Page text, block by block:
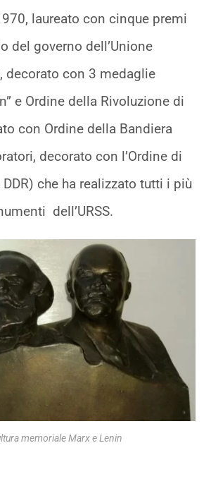
laureato con cinque premi
del governo dell’Unione
decorato con 3 medaglie
e Ordine della Rivoluzione di
con Ordine della Bandiera
decorato con l’Ordine di
che ha realizzato tutti i più
dell’URSS.
memoriale Marx e Lenin